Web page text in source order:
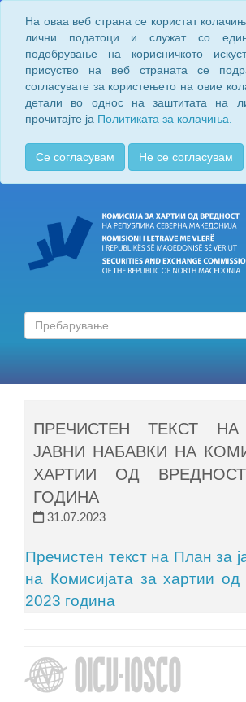
На оваа веб страна се користат
лични податоци и служат со
подобрување на корисничкото
присуство на веб страната се
согласувате за користењето на овие
детали во однос на заштитата на
прочитајте ја Политиката за колачиња.
Се согласувам Не се согласувам
ПРЕЧИСТЕН ТЕКСТ
ЈАВНИ НАБАВКИ НА
ХАРТИИ ОД
ГОДИНА
31.07.2023
Пречистен текст на План за
на Комисијата за хартии од
2023 година